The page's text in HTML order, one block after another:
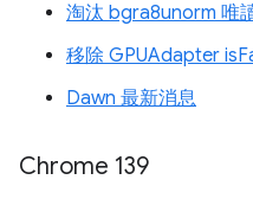
淘汰 bgra8unorm 唯
移除 GPUAdapter
Dawn 最新消息
Chrome 139